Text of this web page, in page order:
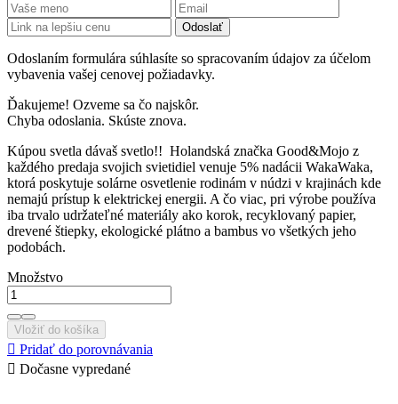
Odoslať
Odoslaním formulára súhlasíte so spracovaním údajov za účelom
vybavenia vašej cenovej požiadavky.
Ďakujeme! Ozveme sa čo najskôr.
Chyba odoslania. Skúste znova.
Kúpou svetla dávaš svetlo!! Holandská značka Good&Mojo z
každého predaja svojich svietidiel venuje 5% nadácii WakaWaka,
ktorá poskytuje solárne osvetlenie rodinám v núdzi v krajinách kde
nemajú prístup k elektrickej energii. A čo viac, pri výrobe používa
iba trvalo udržateľné materiály ako korok, recyklovaný papier,
drevené štiepky, ekologické plátno a bambus vo všetkých jeho
podobách.
Množstvo
Vložiť do košíka
 Pridať do porovnávania
 Dočasne vypredané